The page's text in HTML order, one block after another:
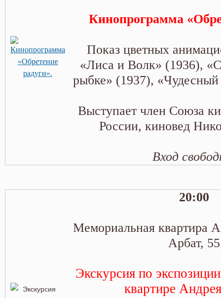
Кинопрограмма
Показ цветных
«Лиса и Волк» (1936),
рыбке» (1937),
Выступает член Союза
России, киновед
Вход
20:00
Мемориальная квартира
Арбат, 55
Экскурсия по
квартире